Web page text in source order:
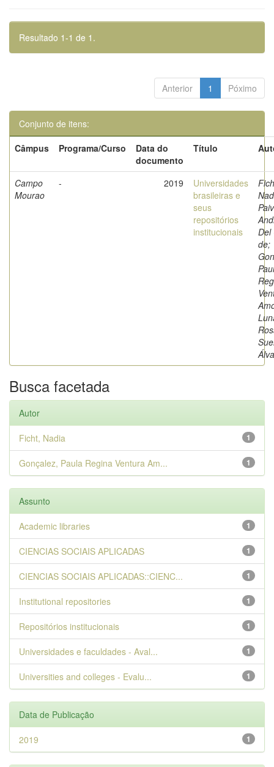
Resultado 1-1 de 1.
Anterior 1 Póximo
Conjunto de itens:
Câmpus
Programa/Curso
Data do
documento
Título
Campo
Mourao
- 2019
Universidades
brasileiras e
seus
repositórios
institucionais
Del
de;
Busca facetada
Autor
1
Ficht, Nadia
1
Gonçalez, Paula Regina Ventura Am...
Assunto
1
Academic libraries
1
CIENCIAS SOCIAIS APLICADAS
1
CIENCIAS SOCIAIS APLICADAS::CIENC...
1
Institutional repositories
1
Repositórios institucionais
1
Universidades e faculdades - Aval...
1
Universities and colleges - Evalu...
Data de Publicação
1
2019